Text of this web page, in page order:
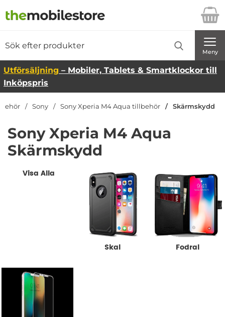
Startsidan för Danira Telecom AB
Meny
Utförsäljning – Mobiler, Tablets & Smartklockor till
Inköpspris
Sony Sony Xperia M4 Aqua tillbehör Skärmskydd
Sony Xperia M4 Aqua
Skärmskydd
Underkategorier
Visa Alla
Sony Xperia M4 Aqua Tillbehör
Skal Fodral